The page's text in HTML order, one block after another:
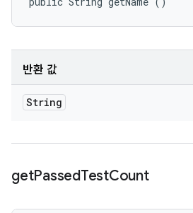
반환 값
String
getPassedTestCount